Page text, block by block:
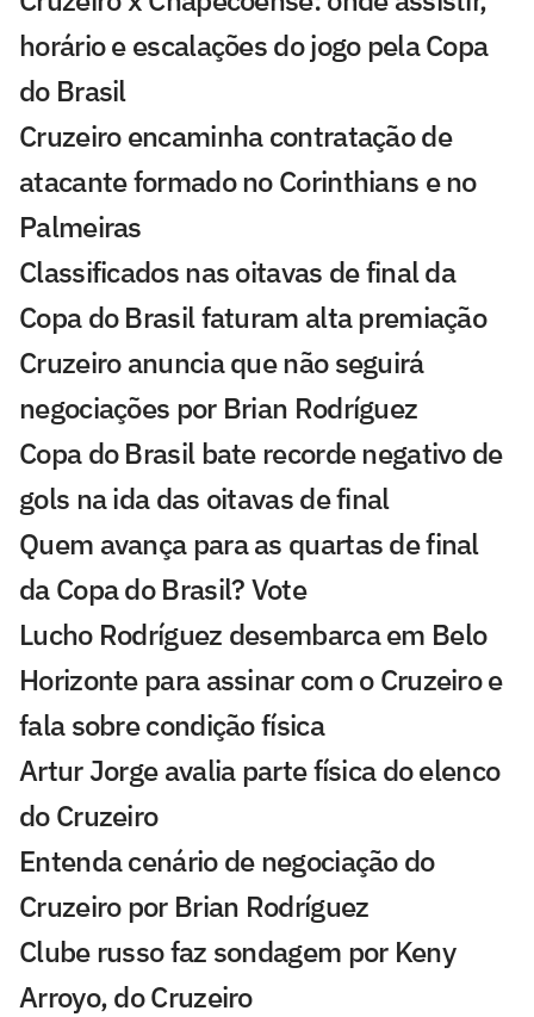
horário e escalações do jogo pela Copa
do Brasil
Cruzeiro encaminha contratação de
atacante formado no Corinthians e no
Palmeiras
Classificados nas oitavas de final da
Copa do Brasil faturam alta premiação
Cruzeiro anuncia que não seguirá
negociações por Brian Rodríguez
Copa do Brasil bate recorde negativo de
gols na ida das oitavas de final
Quem avança para as quartas de final
da Copa do Brasil? Vote
Lucho Rodríguez desembarca em Belo
Horizonte para assinar com o Cruzeiro e
fala sobre condição física
Artur Jorge avalia parte física do elenco
do Cruzeiro
Entenda cenário de negociação do
Cruzeiro por Brian Rodríguez
Clube russo faz sondagem por Keny
Arroyo, do Cruzeiro